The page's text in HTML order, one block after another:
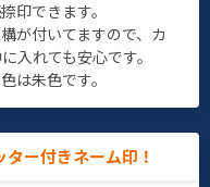
印できます。
が付いてますので、カ
入れても安心です。
は朱色です。
ー付きネーム印！